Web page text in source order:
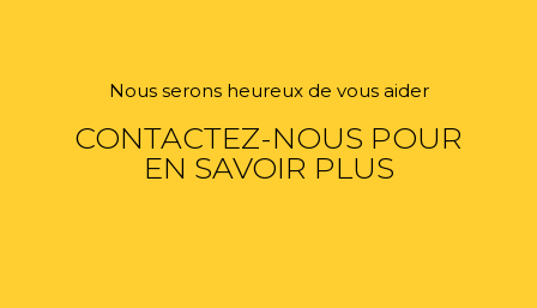
Nous serons heureux de vous aider
CONTACTEZ-NOUS POUR
EN SAVOIR PLUS